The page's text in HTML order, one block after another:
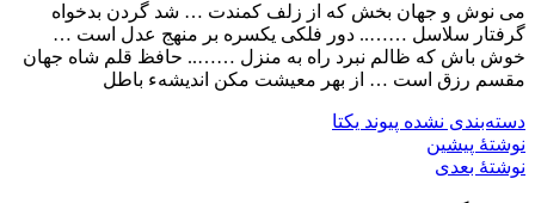
می نوش و جهان بخش که از زلف کمندت … شد گردن بدخواه
گرفتار سلاسل …….. دور فلکی یکسره بر منهج عدل است …
خوش باش که ظالم نبرد راه به منزل …….. حافظ قلم شاه جهان
مقسم رزق است … از بهر معیشت مکن اندیشهء باطل
دسته‌بندی نشده پیوند یکتا
نوشتهٔ پیشین
نوشتهٔ بعدی